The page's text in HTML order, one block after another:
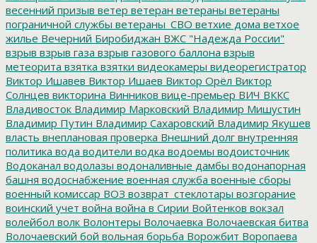
весенний призыв ветер ветеран ветераны ветераны
пограничной службы ветераны_СВО ветхие дома ветхое
жилье Вечерний Биробиджан ВЖС "Надежда России"
взрыв взрыв газа взрыв газового баллона взрыв
метеорита взятка взятки видеокамеры видеорегистратор
Виктор Ишавев Виктор Ишаев Виктор Орёл Виктор
Солнцев викторина Винников вице-премьер ВИЧ ВККС
Владивосток Владимир Марковский Владимир Мишустин
Владимир Путин Владимир Сахаровский Владимир Якушев
власть внеплановая проверка Внешний долг внутренняя
политика вода водители водка водоемы водоисточник
Водоканал водолазы водоналивные дамбы водонапорная
башня водоснабжение военная служба военные сборы
военный комиссар ВОЗ возврат_стеклотары возгорание
воинский учет война война в Сирии Войтенков вокзал
волейбол волк Волонтеры Волочаевка Волочаевская битва
Волочаевский бой вольная борьба Ворожбит Воропаева